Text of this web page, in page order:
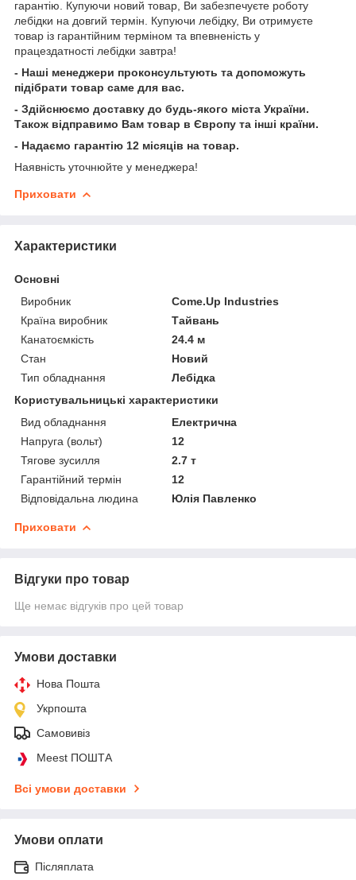
гарантію. Купуючи новий товар, Ви забезпечуєте роботу
лебідки на довгий термін. Купуючи лебідку, Ви отримуєте
товар із гарантійним терміном та впевненість у
працездатності лебідки завтра!
- Наші менеджери проконсультують та допоможуть
підібрати товар саме для вас.
- Здійснюємо доставку до будь-якого міста України.
Також відправимо Вам товар в Європу та інші країни.
- Надаємо гарантію 12 місяців на товар.
Наявність уточнюйте у менеджера!
Приховати
Характеристики
Основні
Виробник
Come.Up Industries
Країна виробник
Тайвань
Канатоємкість
24.4 м
Стан
Новий
Тип обладнання
Лебідка
Користувальницькі характеристики
Вид обладнання
Електрична
Напруга (вольт)
12
Тягове зусилля
2.7 т
Гарантійний термін
12
Відповідальна людина
Юлія Павленко
Приховати
Відгуки про товар
Ще немає відгуків про цей товар
Умови доставки
Нова Пошта
Укрпошта
Самовивіз
Meest ПОШТА
Всі умови доставки
Умови оплати
Післяплата